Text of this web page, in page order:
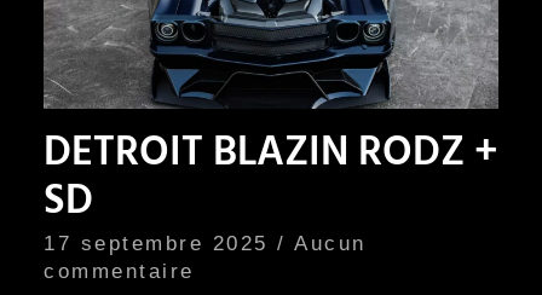
DETROIT BLAZIN RODZ +
SD
17 septembre 2025
Aucun
commentaire